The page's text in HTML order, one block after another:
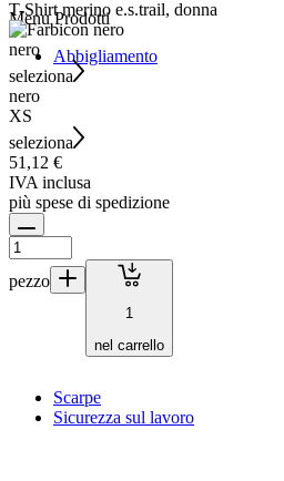
Menu Prodotti
Abbigliamento
Scarpe
Sicurezza sul lavoro
T-Shirt merino e.s.trail, donna
nero
seleziona
nero
XS
seleziona
51,12 €
IVA inclusa
più spese di spedizione
pezzo
1
nel carrello